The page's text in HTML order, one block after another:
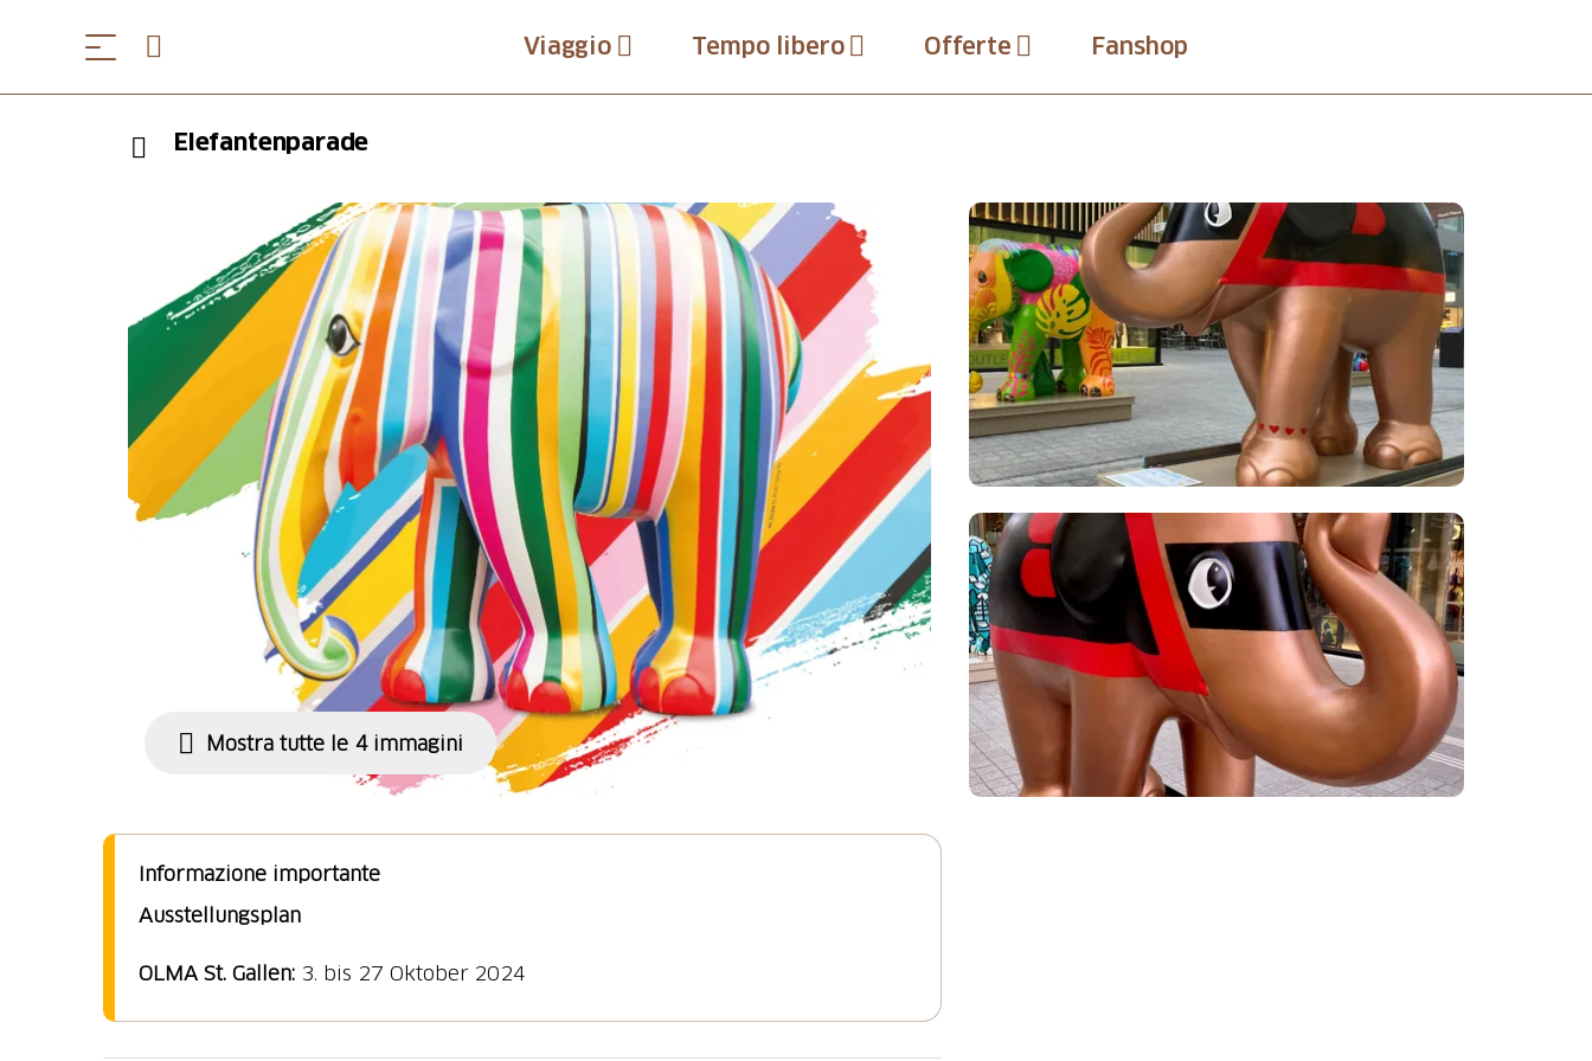
Viaggio Tempo libero Offerte Fanshop
Elefantenparade
Mostra tutte le 4 immagini
Informazione importante
Ausstellungsplan
OLMA St. Gallen: 3. bis 27 Oktober 2024